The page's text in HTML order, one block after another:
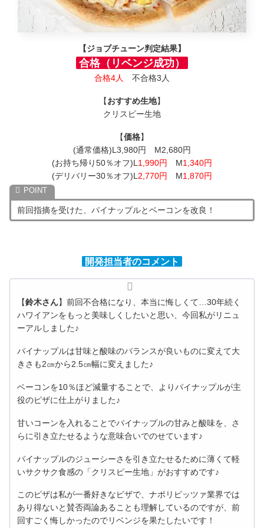
【ジョブチューン判定結果】
合格（リベンジ成功）
合格4人 不合格3人
【おすすめ生地】
クリスピー生地
【価格】
(通常価格)L3,980円 M2,680円
(お持ち帰り50％オフ)L 1,990円 M1,340円
(デリバリー30％オフ)L 2,770円 M1,870円
前回指摘を受けた、パイナップルとベーコンを改良！
開発担当者のコメント
【鈴木さん】前回不合格になり、本当に悔しくて…30年続く
ハワイアンをもっと美味しくしたいと思い、今回私がリニュ
ーアルしました♪
パイナップルは甘味と酸味のバランスが良いものに変えて大
きさも2㎝から2.5㎝幅に変えました♪
ベーコンを10％ほど減量することで、よりパイナップルが主
役のピザに仕上がりました♪
甘いコーンを入れることでパイナップルの甘みと酸味を、さ
らに引き立たせるような意味合いでのせています♪
パイナップルのジューシーさを引き立たせるために薄くて軽
いサクサク食感の「クリスピー生地」がおすすめです♪
このピザは私が一番好きなピザで、ナポリピッツァ業界では
あり得ないと賛否両論あることも理解しているのですが、前
回すごく悔しかったのでリベンジを果たしたいです！